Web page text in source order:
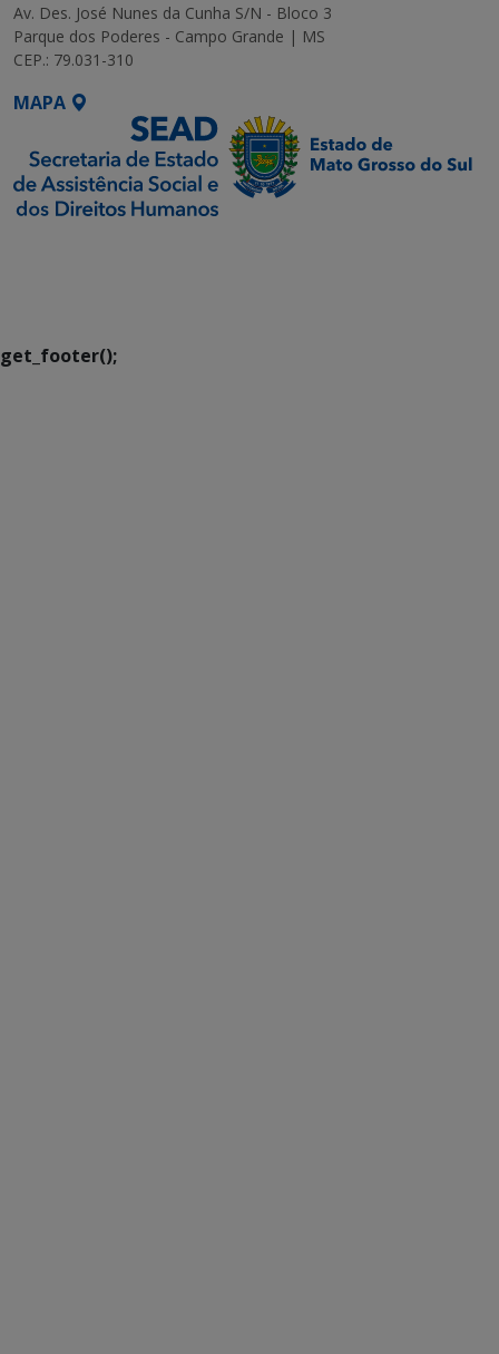
Av. Des. José Nunes da Cunha S/N - Bloco 3
Parque dos Poderes - Campo Grande | MS
CEP.: 79.031-310
MAPA
get_footer();